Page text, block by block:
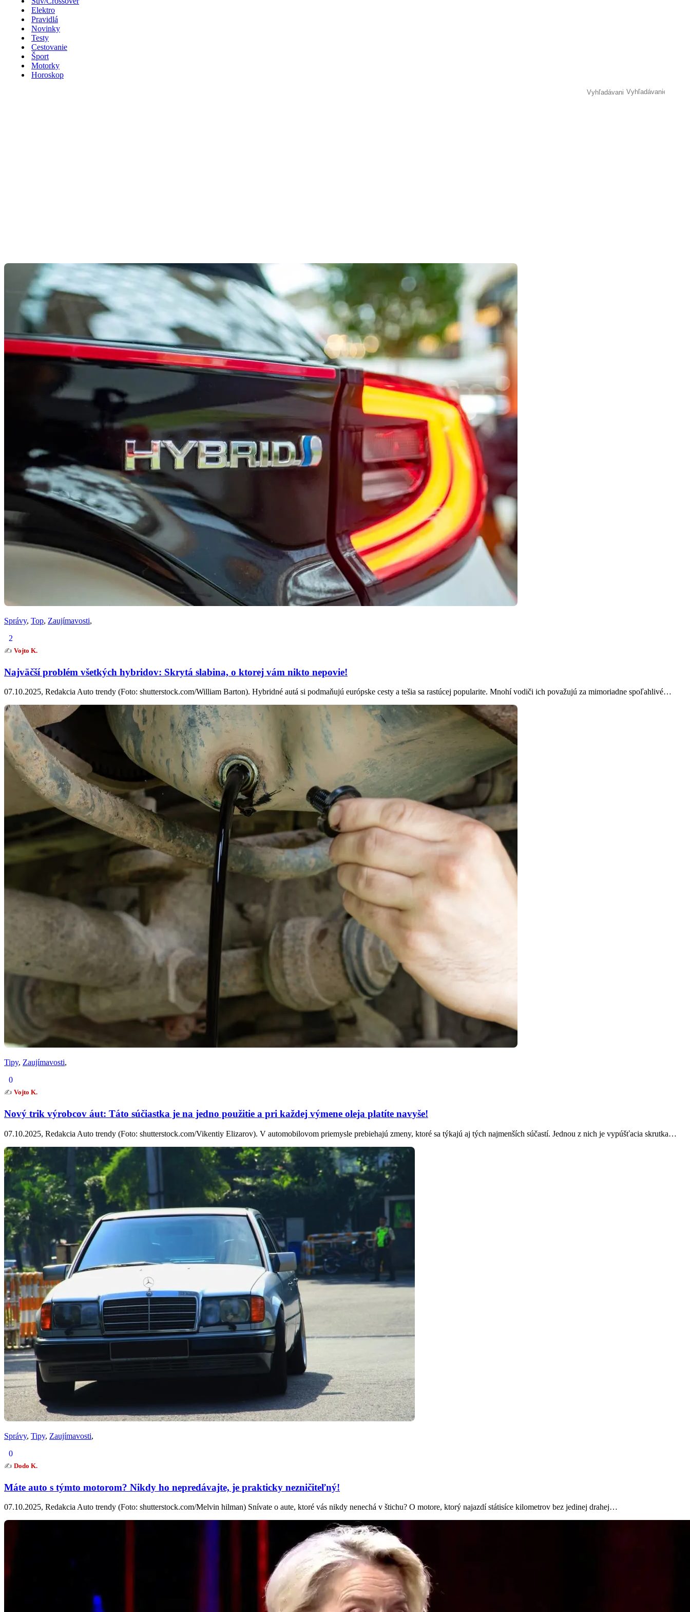
Elektro
Pravidlá
Novinky
Testy
Cestovanie
Šport
Motorky
Horoskop
Správy, Top, Zaujímavosti,
2
✍️ Vojto K.
Najväčší problém všetkých hybridov: Skrytá slabina, o ktorej vám nikto nepovie!
07.10.2025, Redakcia Auto trendy (Foto: shutterstock.com/William Barton). Hybridné autá si podmaňujú európske cesty a tešia sa rastúcej popularite. Mnohí vodiči ich považujú za mimoriadne spoľahlivé…
Tipy, Zaujímavosti,
0
✍️ Vojto K.
Nový trik výrobcov áut: Táto súčiastka je na jedno použitie a pri každej výmene oleja platíte navyše!
07.10.2025, Redakcia Auto trendy (Foto: shutterstock.com/Vikentiy Elizarov). V automobilovom priemysle prebiehajú zmeny, ktoré sa týkajú aj tých najmenších súčastí. Jednou z nich je vypúšťacia skrutka…
Správy, Tipy, Zaujímavosti,
0
✍️ Dodo K.
Máte auto s týmto motorom? Nikdy ho nepredávajte, je prakticky nezničiteľný!
07.10.2025, Redakcia Auto trendy (Foto: shutterstock.com/Melvin hilman) Snívate o aute, ktoré vás nikdy nenechá v štichu? O motore, ktorý najazdí státisíce kilometrov bez jedinej drahej…